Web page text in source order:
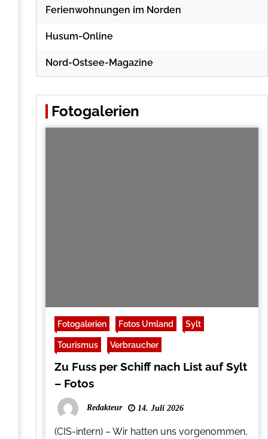
Ferienwohnungen im Norden
Husum-Online
Nord-Ostsee-Magazine
Fotogalerien
Fotogalerien Fotos Umland Sylt
Tourismus Verbraucher
Zu Fuss per Schiff nach List auf Sylt
– Fotos
Redakteur 14. Juli 2026
(CIS-intern) – Wir hatten uns vorgenommen,